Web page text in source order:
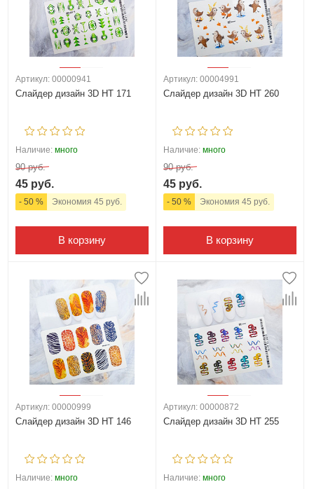
Артикул: 00000941
Слайдер дизайн 3D HT 171
Наличие: много
90 руб.
45 руб.
- 50 % Экономия 45 руб.
В корзину
Артикул: 00004991
Слайдер дизайн 3D HT 260
Наличие: много
90 руб.
45 руб.
- 50 % Экономия 45 руб.
В корзину
Артикул: 00000999
Слайдер дизайн 3D HT 146
Наличие: много
Артикул: 00000872
Слайдер дизайн 3D HT 255
Наличие: много